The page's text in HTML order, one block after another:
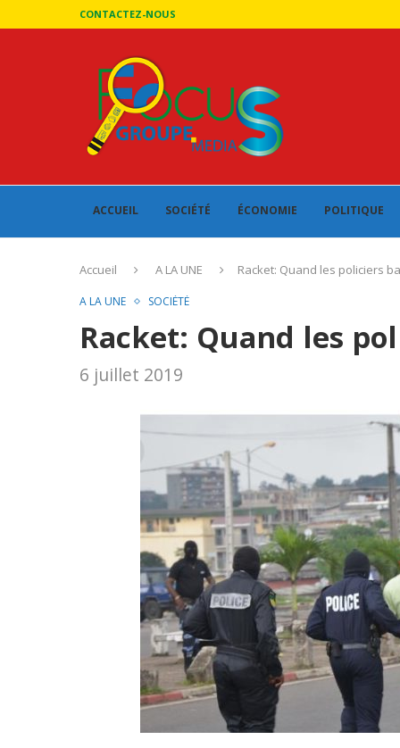
CONTACTEZ-NOUS
ACCUEIL SOCIÉTÉ ÉCONOMIE POLITIQUE
Accueil A LA UNE Racket: Quand les policiers
A LA UNE SOCIÉTÉ
Racket: Quand les
6 juillet 2019